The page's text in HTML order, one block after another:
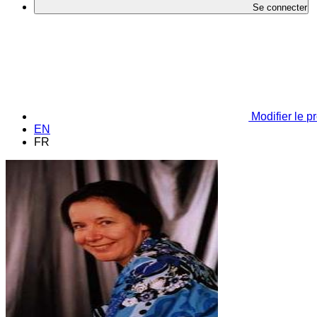
Se connecter
Modifier le
EN
FR